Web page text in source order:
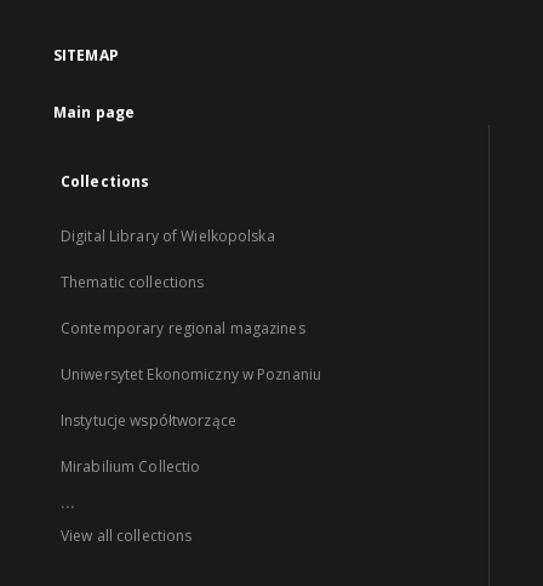
SITEMAP
Main page
Collections
Digital Library of Wielkopolska
Thematic collections
Contemporary regional magazines
Uniwersytet Ekonomiczny w Poznaniu
Instytucje współtworzące
Mirabilium Collectio
...
View all collections